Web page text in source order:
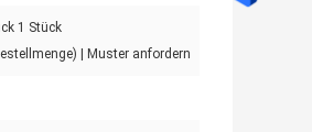
1 Stück
| Muster anfordern